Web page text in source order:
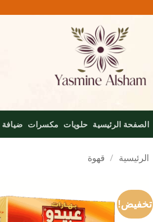
الصفحة الرئيسية حلويات مكسرات ضيافة
الرئيسية / قهوة
تخفيض!